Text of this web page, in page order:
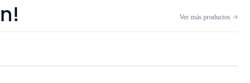
Ver más productos